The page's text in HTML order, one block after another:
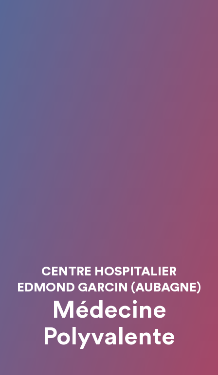
CENTRE HOSPITALIER
EDMOND GARCIN (AUBAGNE)
Médecine
Polyvalente